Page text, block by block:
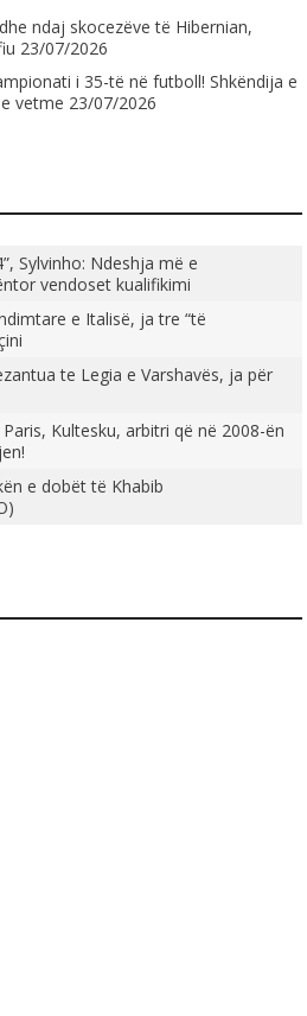
ndaj skocezëve të Hibernian,
23/07/2026
i 35-të në futboll! Shkëndija e
vetme 23/07/2026
Sylvinho: Ndeshja më e
vendoset kualifikimi
e Italisë, ja tre “të
te Legia e Varshavës, ja për
Paris, Kultesku, arbitri që në 2008-ën
e dobët të Khabib